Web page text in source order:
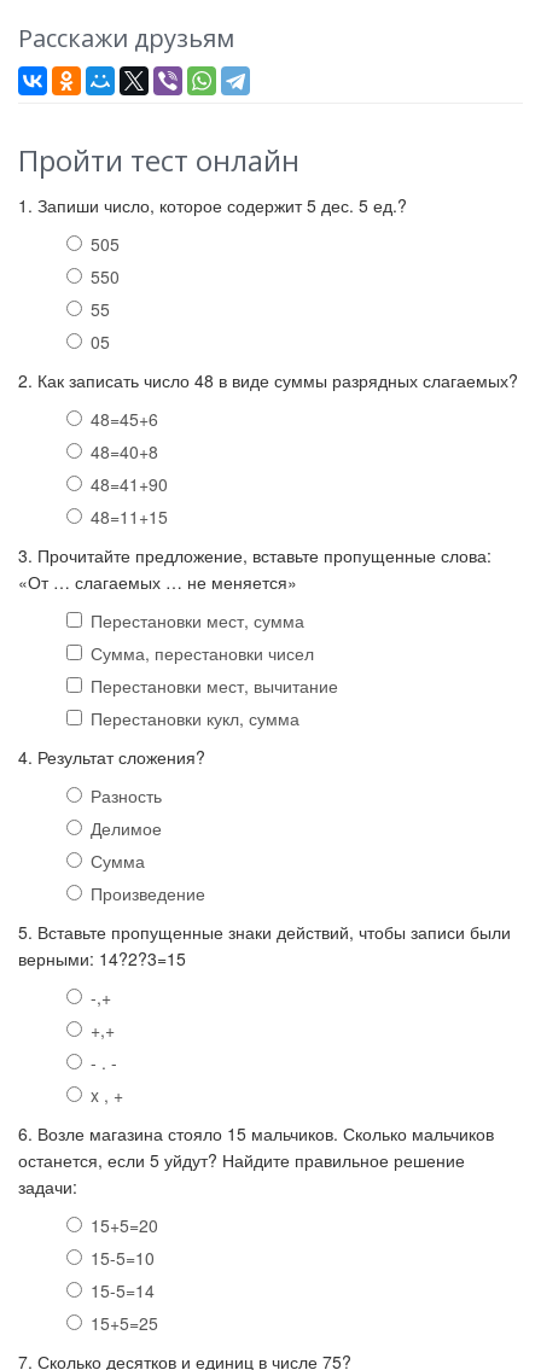
Расскажи друзьям
Пройти тест онлайн
1. Запиши число, которое содержит 5 дес. 5 ед.?
505
550
55
05
2. Как записать число 48 в виде суммы разрядных слагаемых?
48=45+6
48=40+8
48=41+90
48=11+15
3. Прочитайте предложение, вставьте пропущенные слова:
«От … слагаемых … не меняется»
Перестановки мест, сумма
Сумма, перестановки чисел
Перестановки мест, вычитание
Перестановки кукл, сумма
4. Результат сложения?
Разность
Делимое
Сумма
Произведение
5. Вставьте пропущенные знаки действий, чтобы записи были
верными: 14?2?3=15
-,+
+,+
- . -
x , +
6. Возле магазина стояло 15 мальчиков. Сколько мальчиков
останется, если 5 уйдут? Найдите правильное решение
задачи:
15+5=20
15-5=10
15-5=14
15+5=25
7. Сколько десятков и единиц в числе 75?